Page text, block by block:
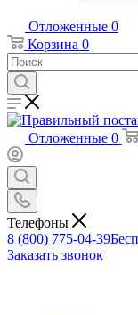
Отложенные 0
Корзина 0
Отложенные 0
Телефоны
8 (800) 775-04-39
Заказать звонок